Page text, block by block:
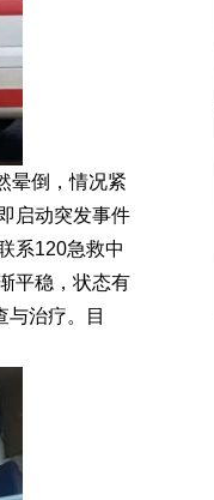
晕倒，情况紧
启动突发事件
系120急救中
平稳，状态有
与治疗。目